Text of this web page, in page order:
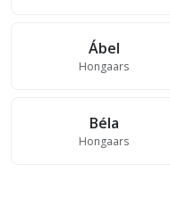
Ábel
Hongaars
Béla
Hongaars